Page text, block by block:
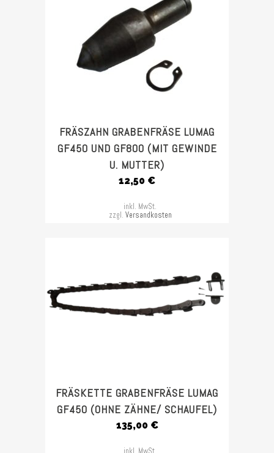
FRÄSZAHN GRABENFRÄSE LUMAG
GF450 UND GF800 (MIT GEWINDE
U. MUTTER)
12,50 €
inkl. MwSt.
zzgl. Versandkosten
FRÄSKETTE GRABENFRÄSE LUMAG
GF450 (OHNE ZÄHNE/ SCHAUFEL)
135,00 €